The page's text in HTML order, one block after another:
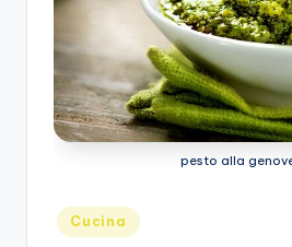
pesto alla
Posted
in
Cucina